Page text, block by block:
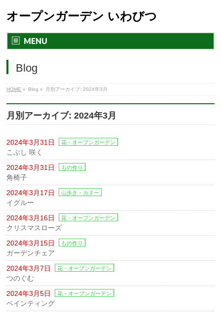
オープンガーデン いわびつ
MENU
Blog
HOME » Blog » 月別アーカイブ: 2024年3月
月別アーカイブ: 2024年3月
2024年3月31日 花・オープンガーデン
こぶし 咲く
2024年3月31日
もの作り
角椅子
2024年3月17日
山歩き・カヌー
イグルー
2024年3月16日
花・オープンガーデン
クリスマスローズ
2024年3月15日
もの作り
ガーデンチェア
2024年3月7日
花・オープンガーデン
つのぐむ
2024年3月5日
花・オープンガーデン
ペインティング